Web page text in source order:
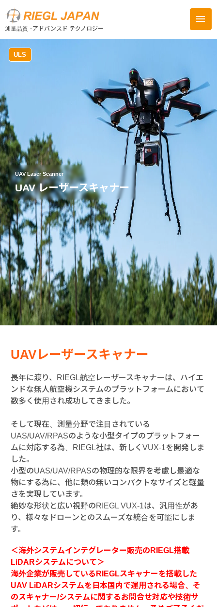
測量品質 ･アドバンスド テクノロジー
menu
close
ULS
UAV Laser Scanner
UAV レーザースキャナー
UAVレーザースキャナー
長年に渡り、RIEGL航空レーザースキャナーは、ハイエ
ンドな無人航空機システムのプラットフォームにおいて
数多く使用され成功してきました。
そして現在、測量分野で注目されている
UAS/UAV/RPASのような小型タイプのプラットフォー
ムに対応する為、RIEGL社は、新しくVUX-1を開発しま
した。
小型のUAS/UAV/RPASの物理的な限界を考慮し最適な
物にする為に、他に類の無いコンパクトなサイズと軽量
さを実現しています。
絶妙な形状と広い視野のRIEGL VUX-1は、汎用性があ
り、様々なドローンとのスムーズな統合を可能にしま
す。
＜海外システムインテグレーター販売のRIEGL搭載
LiDARシステムについて＞
海外企業が販売しているRIEGLスキャナーを搭載した
UAV LiDARシステムを日本国内で運用される場合、そ
のスキャナー/システムに関するお問合せ対応や技術サ